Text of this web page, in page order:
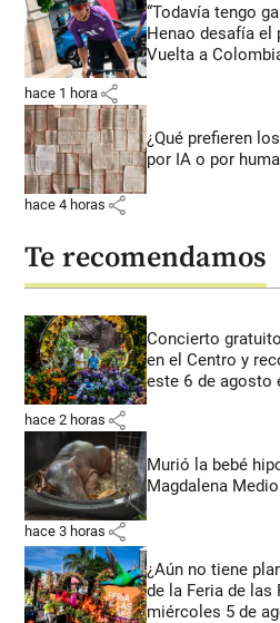
“Todavía tengo
Henao desafía el
Vuelta a
hace 1 hora share
¿Qué prefieren
por IA o por
hace 4 horas share
Te recomendamos
Concierto
en el Centro y
este 6 de agosto
hace 2 horas share
Murió la bebé
Magdalena Medio
hace 3 horas share
¿Aún no tiene
de la Feria de las
miércoles 5 de